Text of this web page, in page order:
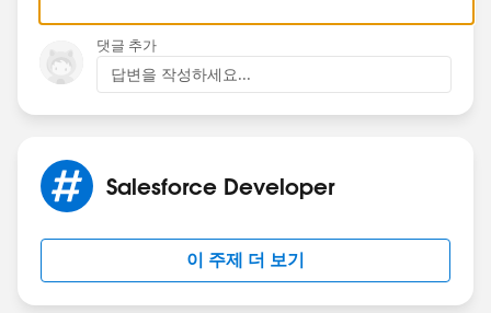
댓글 추가
답변을 작성하세요...
Salesforce Developer
이 주제 더 보기